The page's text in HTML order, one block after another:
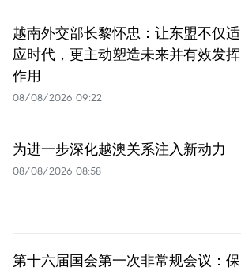
越南外交部长黎怀忠：让东盟不仅适
应时代，更主动塑造未来并有效发挥
作用
08/08/2026 09:22
为进一步深化越澳关系注入新动力
08/08/2026 08:58
第十六届国会第一次非常规会议：保